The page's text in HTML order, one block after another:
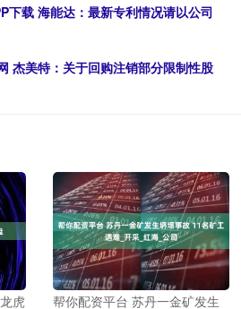
下载 海能达：最新专利情况请以公司
杰美特：关于回购注销部分限制性股
虎
帮你配资平台 苏丹一金矿发生